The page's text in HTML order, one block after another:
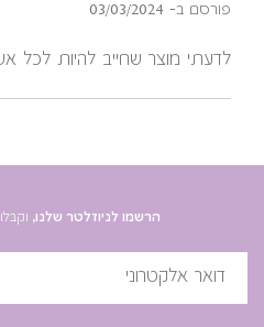
פורסם ב- 03/03/2024
לדעתי מוצר שחייב להיות לכל
הרשמו לניוזלטר שלנו,